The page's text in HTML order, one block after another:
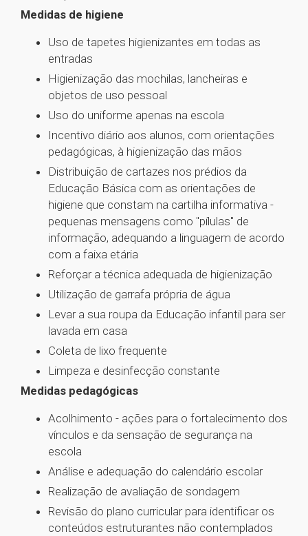
Medidas de higiene
Uso de tapetes higienizantes em todas as
entradas
Higienização das mochilas, lancheiras e
objetos de uso pessoal
Uso do uniforme apenas na escola
Incentivo diário aos alunos, com orientações
pedagógicas, à higienização das mãos
Distribuição de cartazes nos prédios da
Educação Básica com as orientações de
higiene que constam na cartilha informativa -
pequenas mensagens como "pílulas" de
informação, adequando a linguagem de acordo
com a faixa etária
Reforçar a técnica adequada de higienização
Utilização de garrafa própria de água
Levar a sua roupa da Educação infantil para ser
lavada em casa
Coleta de lixo frequente
Limpeza e desinfecção constante
Medidas pedagógicas
Acolhimento - ações para o fortalecimento dos
vínculos e da sensação de segurança na
escola
Análise e adequação do calendário escolar
Realização de avaliação de sondagem
Revisão do plano curricular para identificar os
conteúdos estruturantes não contemplados